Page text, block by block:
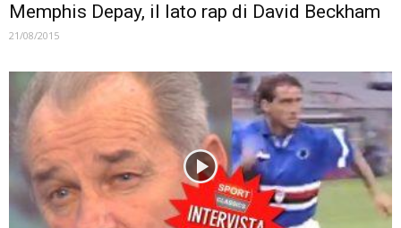
Memphis Depay, il lato rap di David Beckham
21/08/2015